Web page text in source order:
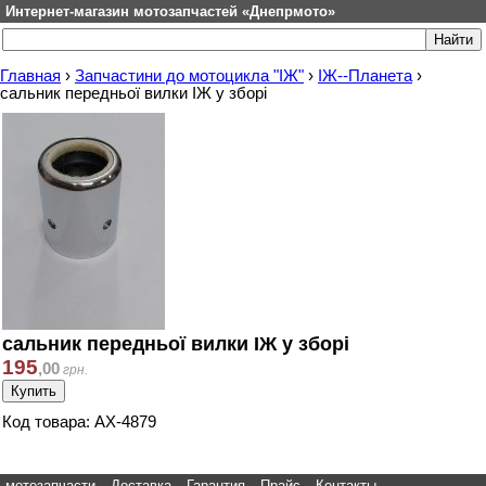
Интернет-магазин мотозапчастей «Днепрмото»
Главная › Запчастини до мотоцикла "ІЖ" › ІЖ--Планета ›
сальник передньої вилки ІЖ у зборі
сальник передньої вилки ІЖ у зборі
195,00 грн.
Код товара: АХ-4879